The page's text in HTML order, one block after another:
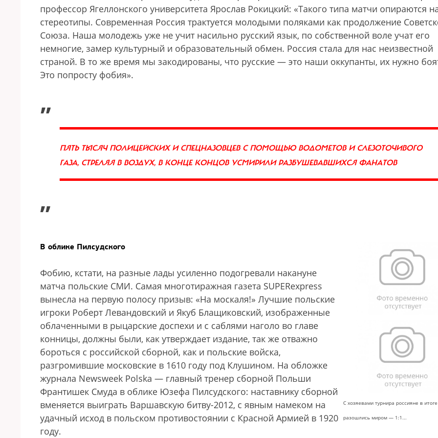
профессор Ягеллонского университета Ярослав Рокицкий: «Такого типа матчи опираются
стереотипы. Современная Россия трактуется молодыми поляками как продолжение
Союза. Наша молодежь уже не учит насильно русский язык, по собственной воле учат его
немногие, замер культурный и образовательный обмен. Россия стала для нас неизвестной
страной. В то же время мы закодированы, что русские — это наши оккупанты, их нужно
Это попросту фобия».
„
ПЯТЬ ТЫСЯЧ ПОЛИЦЕЙСКИХ И СПЕЦНАЗОВЦЕВ С ПОМОЩЬЮ ВОДОМЕТОВ И СЛЕЗОТОЧИВОГО
ГАЗА, СТРЕЛЯЯ В ВОЗДУХ, В КОНЦЕ КОНЦОВ УСМИРИЛИ РАЗБУШЕВАВШИХСЯ ФАНАТОВ
”
С хозяевами турнира россияне в итоге
разошлись миром — 1:1...
В облике Пилсудского
Фобию, кстати, на разные лады усиленно подогревали накануне
матча польские СМИ. Самая многотиражная газета SUPERexpress
вынесла на первую полосу призыв: «На москаля!» Лучшие польские
игроки Роберт Левандовский и Якуб Блащиковский, изображенные
облаченными в рыцарские доспехи и с саблями наголо во главе
конницы, должны были, как утверждает издание, так же отважно
бороться с российской сборной, как и польские войска,
разгромившие московские в 1610 году под Клушином. На обложке
журнала Newsweek Polska — главный тренер сборной Польши
Франтишек Смуда в облике Юзефа Пилсудского: наставнику сборной
вменяется выиграть Варшавскую битву-2012, с явным намеком на
удачный исход в польском противостоянии с Красной Армией в 1920
году.